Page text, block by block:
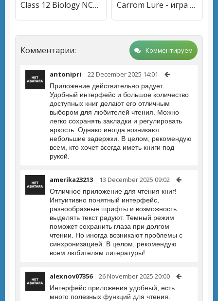
Class 12 Biology NCERT Book Carrom Lure - игра в бильярд
Комментарии: Комментируем
antonipri 22 December 2025 14:01
Приложение действительно радует.
Удобный интерфейс и большое количество
доступных книг делают его отличным
выбором для любителей чтения. Можно
легко сохранять закладки и регулировать
яркость. Однако иногда возникают
небольшие задержки. В целом, рекомендую
всем, кто хочет всегда иметь книги под
рукой.
amerika23213 13 December 2025 09:02
Отличное приложение для чтения книг!
Интуитивно понятный интерфейс,
разнообразные шрифты и возможность
выделять текст радуют. Темный режим
поможет сохранить глаза при долгом
чтении. Но иногда возникают проблемы с
синхронизацией. В целом, рекомендую
всем любителям литературы!
alexnov07356 26 November 2025 20:00
Интерфейс приложения удобный, есть
много полезных функций для чтения.